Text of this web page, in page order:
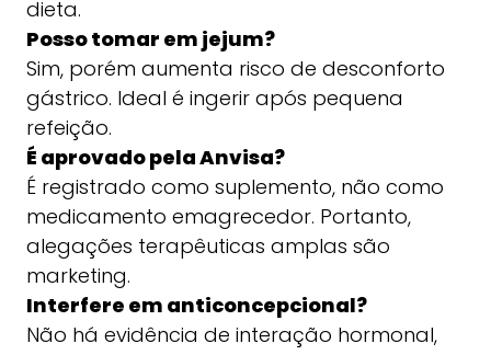
dieta.
Posso tomar em jejum?
Sim, porém aumenta risco de desconforto
gástrico. Ideal é ingerir após pequena
refeição.
É aprovado pela Anvisa?
É registrado como suplemento, não como
medicamento emagrecedor. Portanto,
alegações terapêuticas amplas são
marketing.
Interfere em anticoncepcional?
Não há evidência de interação hormonal,